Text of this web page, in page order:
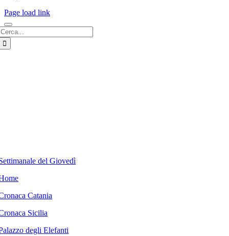
Page load link
del Giovedì
Catania
Sicilia
degli Elefanti